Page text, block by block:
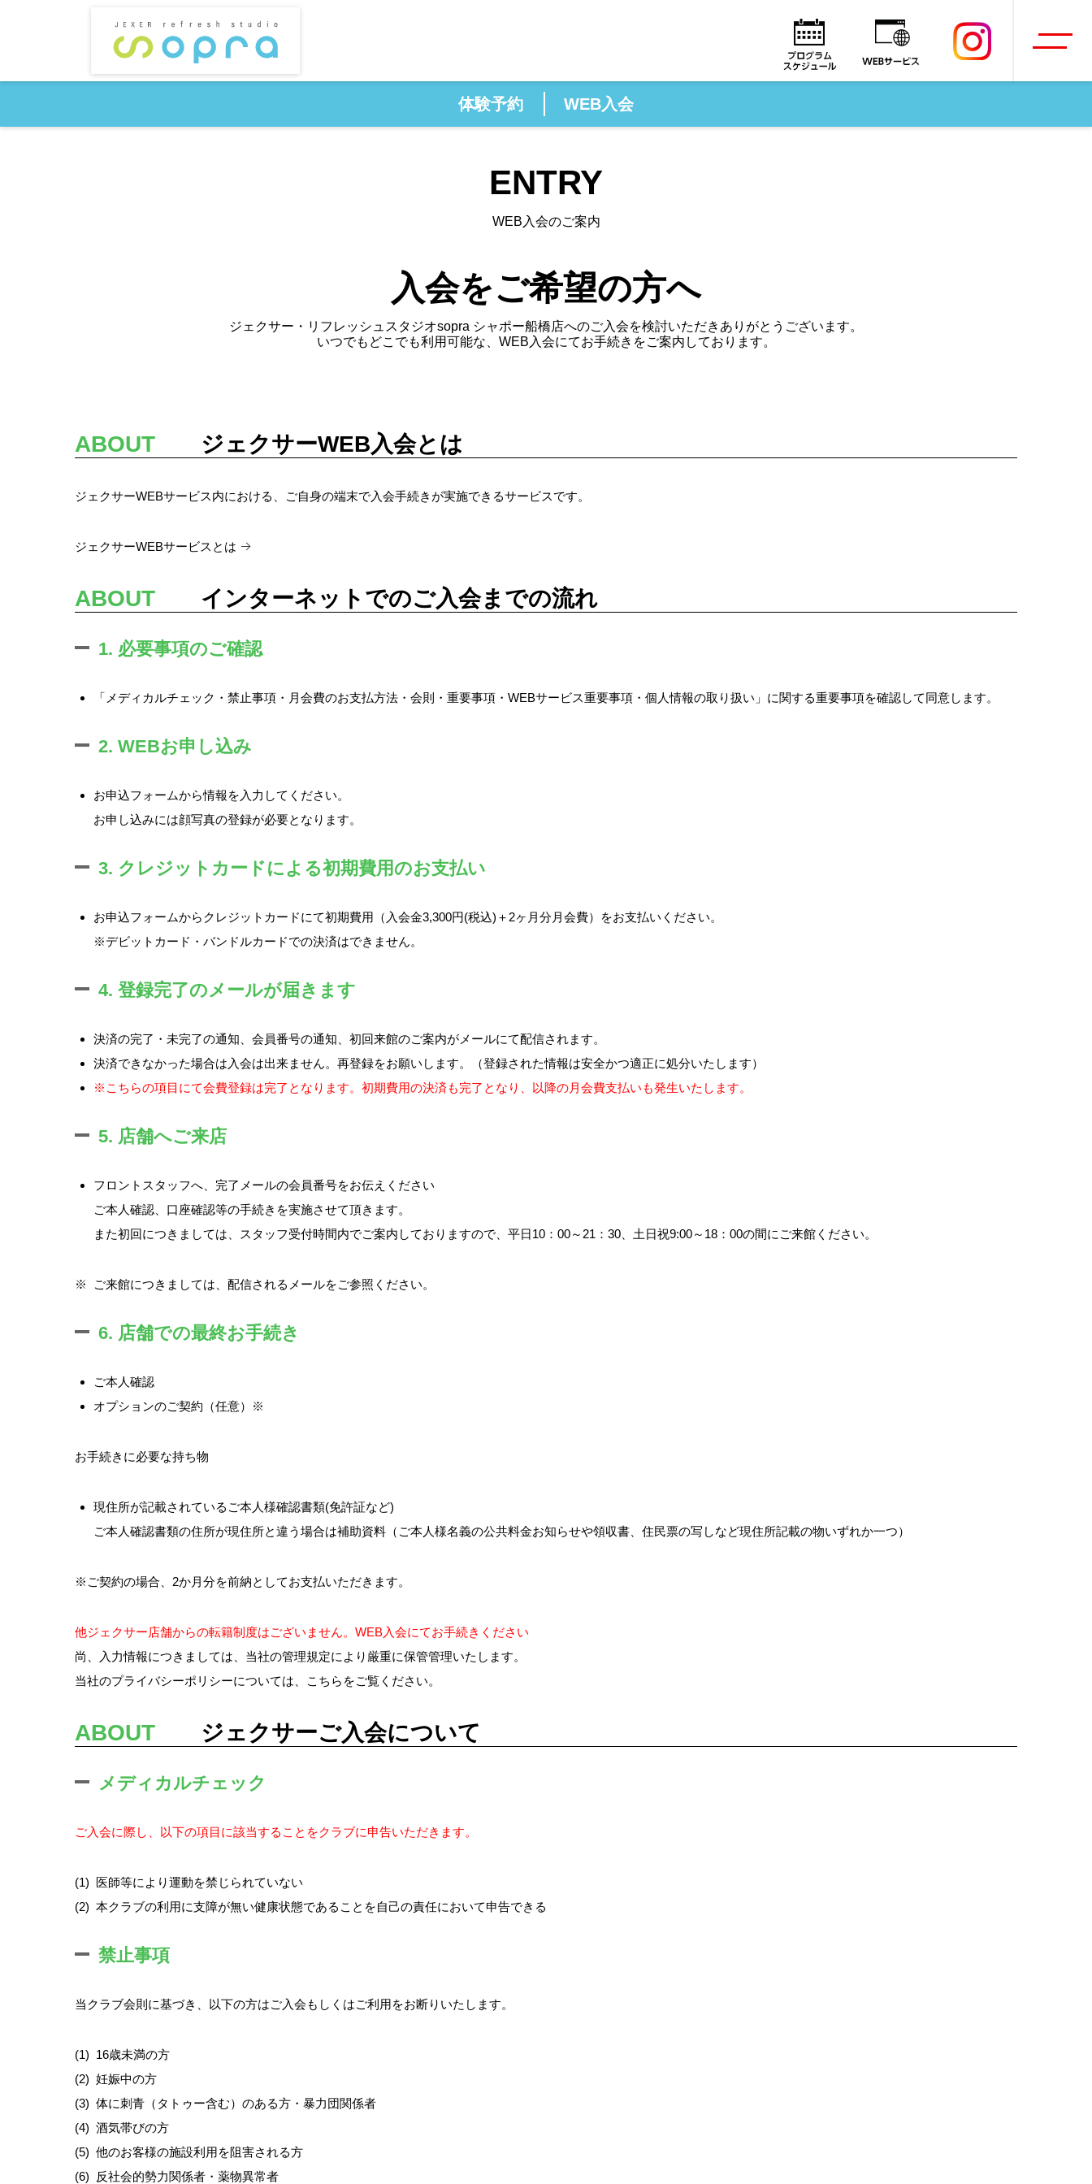
体験予約 WEB入会
岩盤ヨガ【女性専用】スタジオ【ジェクサー・リフレッシュスタジオ sopra】
岩盤ホットヨガ＆マシンピラティスsopra【JR船橋駅直結】女性専用スタジオ
WEB入会のご案内
ENTRY
WEB入会のご案内
入会をご希望の方へ
ジェクサー・リフレッシュスタジオsopra シャポー船橋店へのご入会を検討いただきありがとうございます。
いつでもどこでも利用可能な、WEB入会にてお手続きをご案内しております。
ABOUT ジェクサーWEB入会とは
ジェクサーWEBサービス内における、ご自身の端末で入会手続きが実施できるサービスです。
ジェクサーWEBサービスとは
ABOUT インターネットでのご入会までの流れ
1. 必要事項のご確認
「メディカルチェック・禁止事項・月会費のお支払方法・会則・重要事項・WEBサービス重要事項・個人情報の取り扱い」に関する重要事項を確認して同意します。
2. WEBお申し込み
お申込フォームから情報を入力してください。
お申し込みには顔写真の登録が必要となります。
3. クレジットカードによる初期費用のお支払い
お申込フォームからクレジットカードにて初期費用（入会金3,300円(税込)＋2ヶ月分月会費）をお支払いください。
※デビットカード・バンドルカードでの決済はできません。
4. 登録完了のメールが届きます
決済の完了・未完了の通知、会員番号の通知、初回来館のご案内がメールにて配信されます。
決済できなかった場合は入会は出来ません。再登録をお願いします。（登録された情報は安全かつ適正に処分いたします）
※こちらの項目にて会費登録は完了となります。初期費用の決済も完了となり、以降の月会費支払いも発生いたします。
5. 店舗へご来店
フロントスタッフへ、完了メールの会員番号をお伝えください
ご本人確認、口座確認等の手続きを実施させて頂きます。
また初回につきましては、スタッフ受付時間内でご案内しておりますので、平日10：00～21：30、土日祝9:00～18：00の間にご来館ください。
※ ご来館につきましては、配信されるメールをご参照ください。
6. 店舗での最終お手続き
ご本人確認
オプションのご契約（任意）※
お手続きに必要な持ち物
現住所が記載されているご本人様確認書類(免許証など)
ご本人確認書類の住所が現住所と違う場合は補助資料（ご本人様名義の公共料金お知らせや領収書、住民票の写しなど現住所記載の物いずれか一つ）
※ご契約の場合、2か月分を前納としてお支払いただきます。
他ジェクサー店舗からの転籍制度はございません。WEB入会にてお手続きください
尚、入力情報につきましては、当社の管理規定により厳重に保管管理いたします。
当社のプライバシーポリシーについては、
こちら をご覧ください。
ABOUT ジェクサーご入会について
メディカルチェック
ご入会に際し、以下の項目に該当することをクラブに申告いただきます。
(1) 医師等により運動を禁じられていない
(2) 本クラブの利用に支障が無い健康状態であることを自己の責任において申告できる
禁止事項
当クラブ会則に基づき、以下の方はご入会もしくはご利用をお断りいたします。
(1) 16歳未満の方
(2) 妊娠中の方
(3) 体に刺青（タトゥー含む）のある方・暴力団関係者
(4) 酒気帯びの方
(5) 他のお客様の施設利用を阻害される方
(6)
反社会的勢力関係者・薬物異常者